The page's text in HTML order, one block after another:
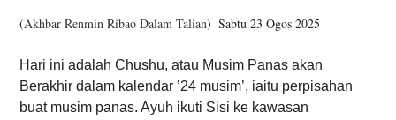
(Akhbar Renmin Ribao Dalam Talian) Sabtu 23 Ogos 2025
Hari ini adalah Chushu, atau Musim Panas akan
Berakhir dalam kalendar ’24 musim’, iaitu perpisahan
buat musim panas. Ayuh ikuti Sisi ke kawasan